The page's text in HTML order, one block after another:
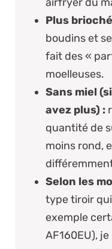
Plus
boudins et
fait des «
moelleuses.
Sans miel
avez plus) :
quantité de
moins rond,
Selon les
type tiroir
exemple
AF160EU), je